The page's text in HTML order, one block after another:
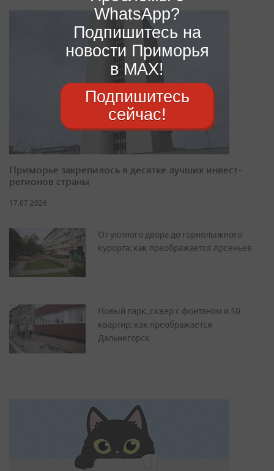
Приморье закрепилось в десятке лучших инвест-
регионов страны
17.07.2026
От уютного двора до горнолыжного
курорта: как преображается Арсеньев
Новый парк, сквер с фонтаном и 50
квартир: как преображается
Дальнегорск
WhatsApp?
Подпишитесь на
новости Приморья
в MAX!
Подпишитесь
сейчас!